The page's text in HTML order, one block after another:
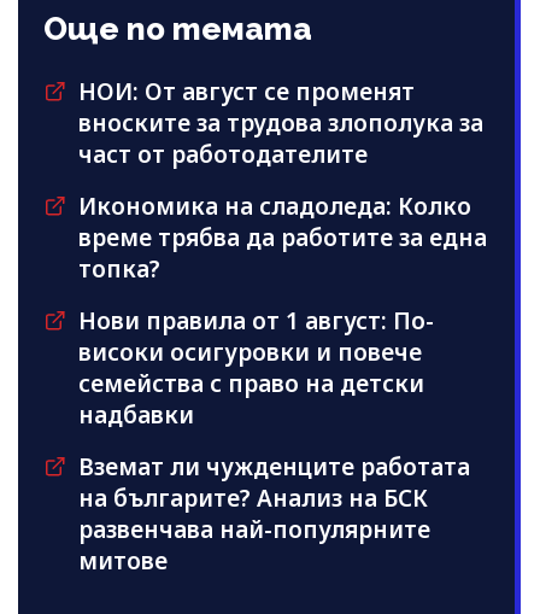
Още по темата
НОИ: От август се променят
вноските за трудова злополука за
част от работодателите
Икономика на сладоледа: Колко
време трябва да работите за една
топка?
Нови правила от 1 август: По-
високи осигуровки и повече
семейства с право на детски
надбавки
Вземат ли чужденците работата
на българите? Анализ на БСК
развенчава най-популярните
митове